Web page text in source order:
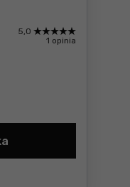
5,0
1 opinia
areacji Mastergrill